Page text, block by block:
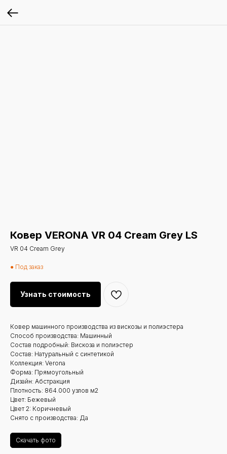
Ковер VERONA VR 04 Cream Grey LS
VR 04 Cream Grey
● Под заказ
Узнать стоимость
Ковер машинного производства из вискозы и полиэстера
Способ производства: Машинный
Состав подробный: Вискоза и полиэстер
Состав: Натуральный с синтетикой
Коллекция: Verona
Форма: Прямоугольный
Дизайн: Абстракция
Плотность: 864.000 узлов м2
Цвет: Бежевый
Цвет 2: Коричневый
Снято с производства: Да
Скачать фото